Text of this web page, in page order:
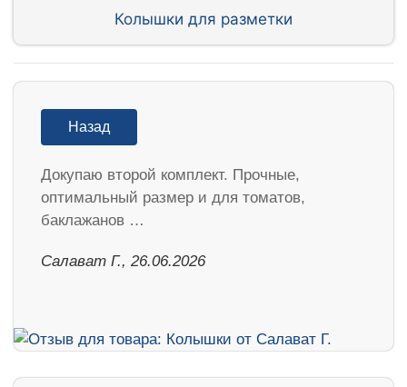
Колышки для разметки
Назад
Докупаю второй комплект. Прочные,
оптимальный размер и для томатов,
баклажанов …
Салават Г., 26.06.2026